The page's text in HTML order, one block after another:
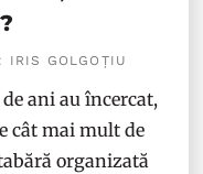
IRIS GOLGOȚIU
ani au încercat,
cât mai mult de
organizată